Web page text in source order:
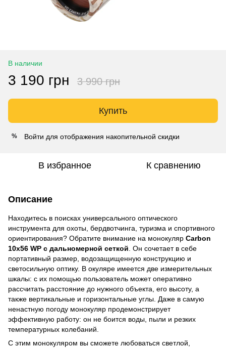
В наличии
3 190 грн 3 990 грн
Купить
% Войти для отображения накопительной скидки
В избранное К сравнению
Описание
Находитесь в поисках универсального оптического
инструмента для охоты, бердвотчинга, туризма и спортивного
ориентирования? Обратите внимание на монокуляр Carbon
10х56 WP с дальномерной сеткой . Он сочетает в себе
портативный размер, водозащищенную конструкцию и
светосильную оптику. В окуляре имеется две измерительных
шкалы: с их помощью пользователь может оперативно
рассчитать расстояние до нужного объекта, его высоту, а
также вертикальные и горизонтальные углы. Даже в самую
ненастную погоду монокуляр продемонстрирует
эффективную работу: он не боится воды, пыли и резких
температурных колебаний.
С этим монокуляром вы сможете любоваться светлой,